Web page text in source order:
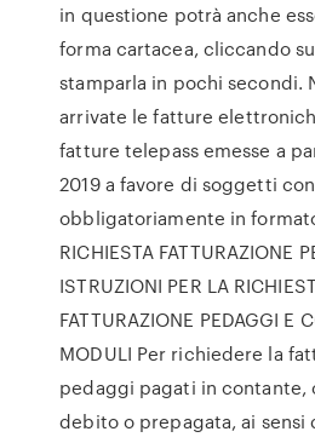
in questione potrà anche
forma cartacea, cliccando
stamparla in pochi secondi.
arrivate le fatture
fatture telepass emesse a
2019 a favore di soggetti
obbligatoriamente in
RICHIESTA FATTURAZIONE
ISTRUZIONI PER LA
FATTURAZIONE PEDAGGI E
MODULI Per richiedere la
pedaggi pagati in contante,
debito o prepagata, ai sensi